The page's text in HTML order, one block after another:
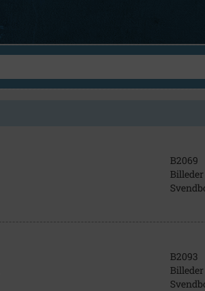
B2069
Billeder
B2093
Billeder